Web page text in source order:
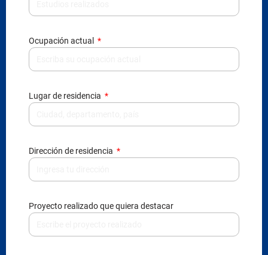
Ocupación actual
Lugar de residencia
Dirección de residencia
Proyecto realizado que quiera destacar